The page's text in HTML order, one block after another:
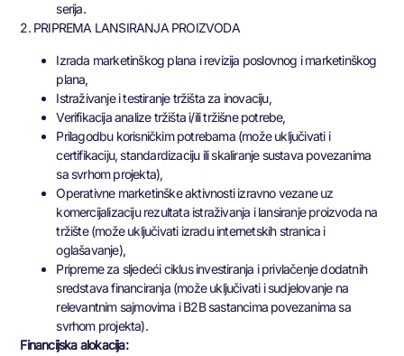
serija.
2. PRIPREMA LANSIRANJA PROIZVODA
Izrada marketinškog plana i revizija poslovnog i marketinškog
plana,
Istraživanje i testiranje tržišta za inovaciju,
Verifikacija analize tržišta i/ili tržišne potrebe,
Prilagodbu korisničkim potrebama (može uključivati i
certifikaciju, standardizaciju ili skaliranje sustava povezanima
sa svrhom projekta),
Operativne marketinške aktivnosti izravno vezane uz
komercijalizaciju rezultata istraživanja i lansiranje proizvoda na
tržište (može uključivati izradu internetskih stranica i
oglašavanje),
Pripreme za sljedeći ciklus investiranja i privlačenje dodatnih
sredstava financiranja (može uključivati i sudjelovanje na
relevantnim sajmovima i B2B sastancima povezanima sa
svrhom projekta).
Financijska alokacija: